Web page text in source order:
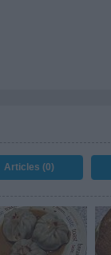
Articles (0)